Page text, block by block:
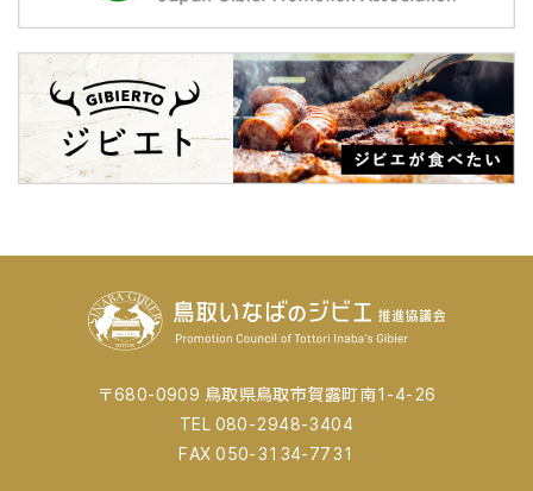
〒680-0909 鳥取県鳥取市賀露町南1-4-26
TEL 080-2948-3404
FAX 050-3134-7731